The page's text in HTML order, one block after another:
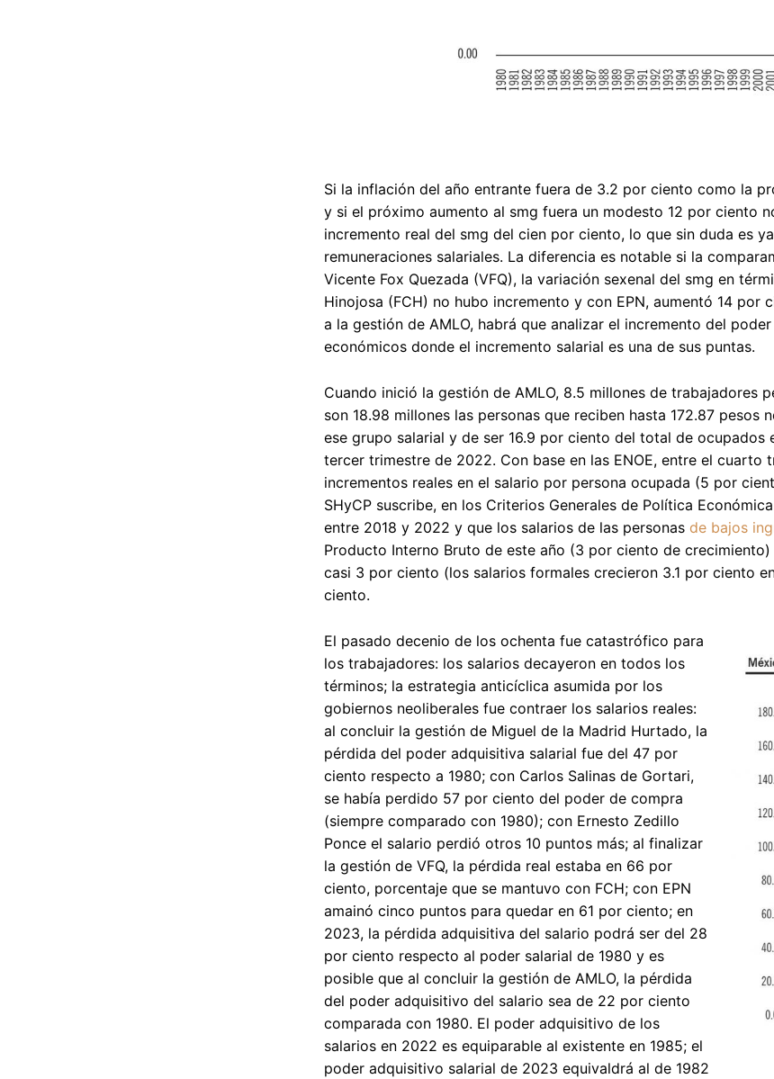
Si la inflación del año entrante fuera de 3.2 por ciento como la
y si el próximo aumento al smg fuera un modesto 12 por ciento
incremento real del smg del cien por ciento, lo que sin duda es
remuneraciones salariales. La diferencia es notable si la
Vicente Fox Quezada (VFQ), la variación sexenal del smg en
Hinojosa (FCH) no hubo incremento y con EPN, aumentó 14
a la gestión de AMLO, habrá que analizar el incremento del
económicos donde el incremento salarial es una de sus puntas.
Cuando inició la gestión de AMLO, 8.5 millones de trabajadores
son 18.98 millones las personas que reciben hasta 172.87
ese grupo salarial y de ser 16.9 por ciento del total de
tercer trimestre de 2022. Con base en las ENOE, entre el
incrementos reales en el salario por persona ocupada (5 por
SHyCP suscribe, en los Criterios Generales de Política
entre 2018 y 2022 y que los salarios de las personas de bajos
Producto Interno Bruto de este año (3 por ciento de
casi 3 por ciento (los salarios formales crecieron 3.1 por ciento
ciento.
El pasado decenio de los ochenta fue catastrófico para
los trabajadores: los salarios decayeron en todos los
términos; la estrategia anticíclica asumida por los
gobiernos neoliberales fue contraer los salarios reales:
al concluir la gestión de Miguel de la Madrid Hurtado, la
pérdida del poder adquisitiva salarial fue del 47 por
ciento respecto a 1980; con Carlos Salinas de Gortari,
se había perdido 57 por ciento del poder de compra
(siempre comparado con 1980); con Ernesto Zedillo
Ponce el salario perdió otros 10 puntos más; al finalizar
la gestión de VFQ, la pérdida real estaba en 66 por
ciento, porcentaje que se mantuvo con FCH; con EPN
amainó cinco puntos para quedar en 61 por ciento; en
2023, la pérdida adquisitiva del salario podrá ser del 28
por ciento respecto al poder salarial de 1980 y es
posible que al concluir la gestión de AMLO, la pérdida
del poder adquisitivo del salario sea de 22 por ciento
comparada con 1980. El poder adquisitivo de los
salarios en 2022 es equiparable al existente en 1985; el
poder adquisitivo salarial de 2023 equivaldrá al de 1982